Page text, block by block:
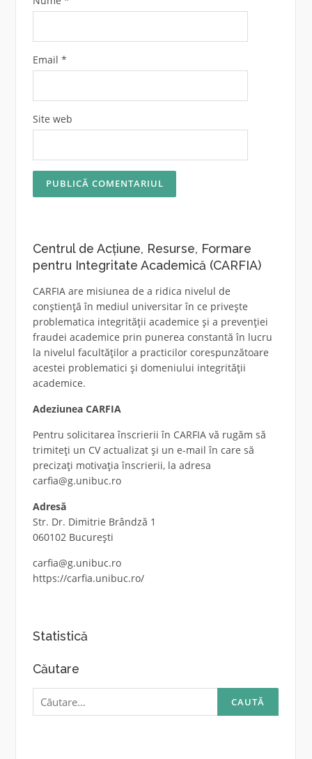
Email *
Site web
Centrul de Acțiune, Resurse, Formare
pentru Integritate Academică (CARFIA)
CARFIA are misiunea de a ridica nivelul de
conștiență în mediul universitar în ce privește
problematica integrității academice și a prevenției
fraudei academice prin punerea constantă în lucru
la nivelul facultăților a practicilor corespunzătoare
acestei problematici și domeniului integrității
academice.
Adeziunea CARFIA
Pentru solicitarea înscrierii în CARFIA vă rugăm să
trimiteți un CV actualizat și un e-mail în care să
precizați motivația înscrierii, la adresa
carfia@g.unibuc.ro
Adresă
Str. Dr. Dimitrie Brândză 1
060102 București
carfia@g.unibuc.ro
https://carfia.unibuc.ro/
Statistică
Căutare
Caută
după: